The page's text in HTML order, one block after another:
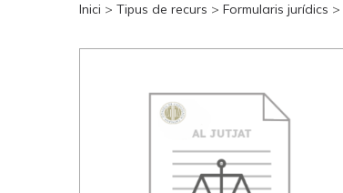
Inici > Tipus de recurs > Formularis jurídics >